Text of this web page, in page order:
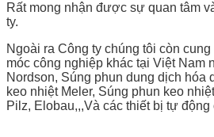
Rất mong nhận được sự quan tâm
ty.
Ngoài ra Công ty chúng tôi còn
móc công nghiệp khác tại Việt Nam
Nordson, Súng phun dung dịch hóa
keo nhiệt Meler, Súng phun keo
Pilz, Elobau,,,Và các thiết bị tự